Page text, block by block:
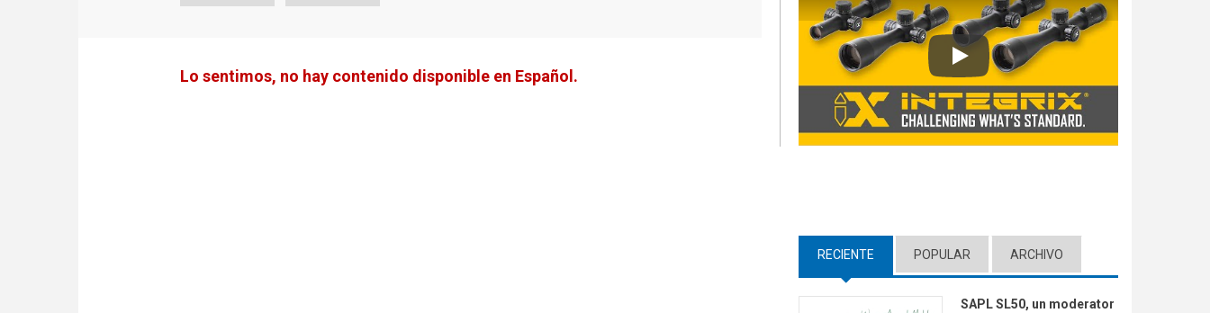
Lo sentimos, no hay contenido disponible en Español.
Play
RECIENTE (ACTIVE TAB)
POPULAR ARCHIVO
SAPL SL50, un moderator